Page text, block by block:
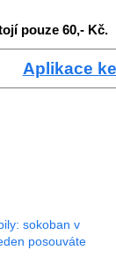
pouze 60,- Kč.
Aplikace
sokoban v
posouváte